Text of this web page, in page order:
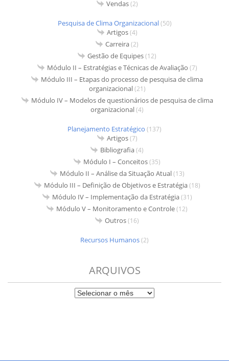
Vendas(2)
Pesquisa de Clima Organizacional(50)
Artigos(4)
Carreira(2)
Gestão de Equipes(12)
Módulo II – Estratégias e Técnicas de Avaliação (7)
Módulo III – Etapas do processo de pesquisa de clima
organizacional(21)
Módulo IV – Modelos de questionários de pesquisa de clima
organizacional(4)
Planejamento Estratégico (137)
Artigos(7)
Bibliografia(4)
Módulo I – Conceitos(35)
Módulo II – Análise da Situação Atual(13)
Módulo III – Definição de Objetivos e Estratégia(18)
Módulo IV – Implementação da Estratégia(31)
Módulo V – Monitoramento e Controle(12)
Outros(16)
Recursos Humanos(2)
ARQUIVOS